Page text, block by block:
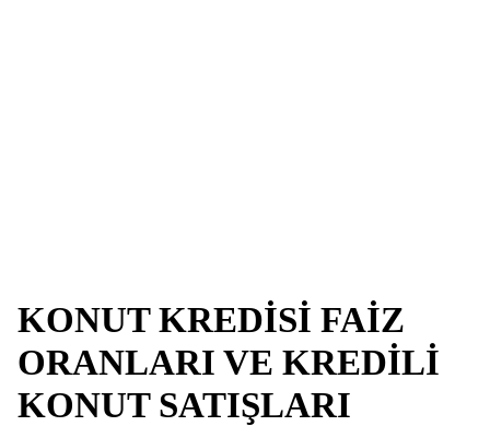
KONUT KREDİSİ FAİZ
ORANLARI VE KREDİLİ
KONUT SATIŞLARI